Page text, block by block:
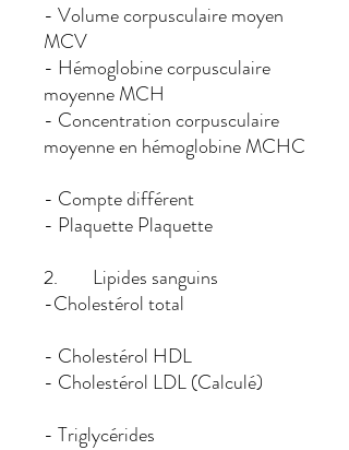
- Volume corpusculaire moyen
MCV
- Hémoglobine corpusculaire
moyenne MCH
- Concentration corpusculaire
moyenne en hémoglobine MCHC
- Compte différent
- Plaquette Plaquette
2. Lipides sanguins
-Cholestérol total
- Cholestérol HDL
- Cholestérol LDL (Calculé)
- Triglycérides